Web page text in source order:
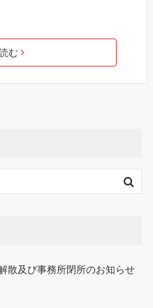
む
散及び事務所閉所のお知らせ